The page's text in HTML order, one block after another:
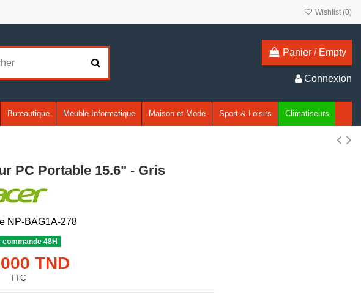
Wishlist (0)
Panier / Empty
Connexion
Bureautique Meuble Informatique Maison et Mode Sport & Loisirs Climatiseurs
PC Portable 15.6" - Gris
NP-BAG1A-278
commande 48H
TND
TTC